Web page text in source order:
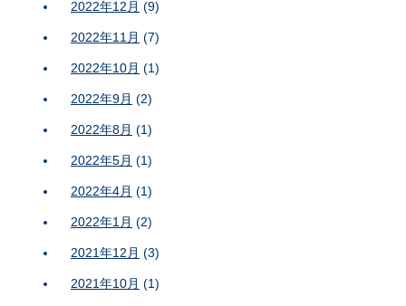
2022年12月 (9)
2022年11月 (7)
2022年10月 (1)
2022年9月 (2)
2022年8月 (1)
2022年5月 (1)
2022年4月 (1)
2022年1月 (2)
2021年12月 (3)
2021年10月 (1)